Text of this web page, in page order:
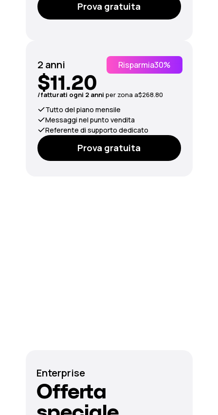
Prova gratuita
2 anni Risparmia30%
$11.20
/fatturati ogni 2 anni per zona a$268.80
Tutto del piano mensile
Messaggi nel punto vendita
Referente di supporto dedicato
Prova gratuita
Enterprise
Offerta